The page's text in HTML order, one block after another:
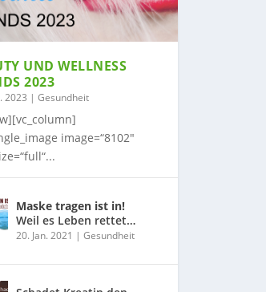
UND WELLNESS
2023
2023 | Gesundheit
image=“8102″
Maske tragen ist in!
Weil es Leben rettet…
20. Jan. 2021 | Gesundheit